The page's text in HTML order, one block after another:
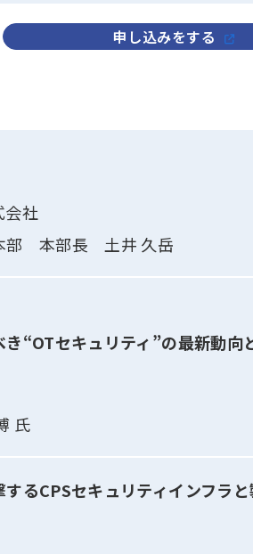
申し込みをする
会社
部 本部長 土井 久岳
“OTセキュリティ”の最新動向
氏
るCPSセキュリティインフラ